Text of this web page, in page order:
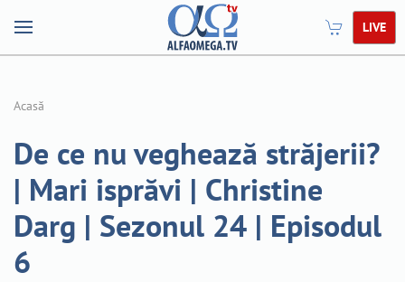
LIVE
Acasă
De ce nu veghează străjerii?
| Mari isprăvi | Christine
Darg | Sezonul 24 | Episodul
6